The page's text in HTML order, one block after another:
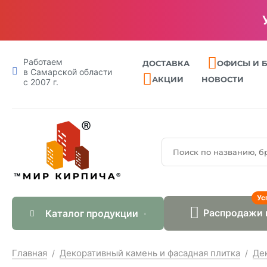
Работаем
в Самарской области
с 2007 г.
ДОСТАВКА ОФИСЫ И
АКЦИИ НОВОСТИ
Каталог продукции Распродажи
Главная / Декоративный камень и фасадная плитка /